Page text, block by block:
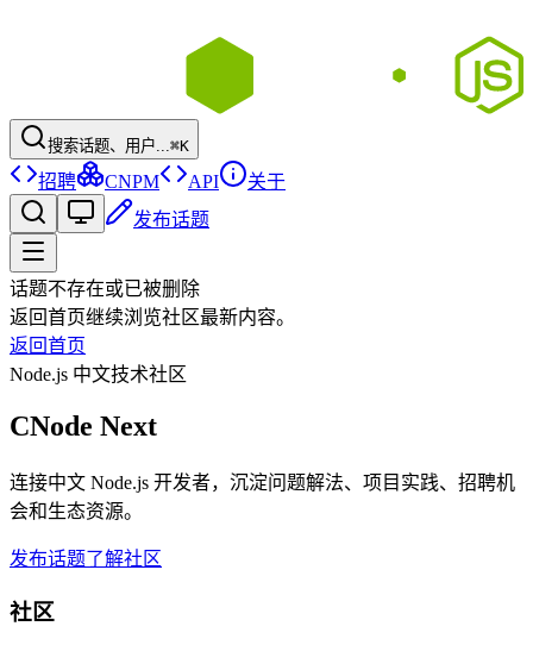
搜索话题、用户...⌘K
招聘 CNPM API
关于
发布话题
话题不存在或已被删除
返回首页继续浏览社区最新内容。
返回首页
Node.js 中文技术社区
CNode Next
连接中文 Node.js 开发者，沉淀问题解法、项目实践、招聘机
会和生态资源。
发布话题了解社区
社区